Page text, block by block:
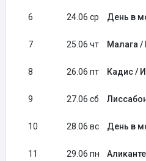
6 24.06 ср День в
7 25.06 чт Малага /
8 26.06 пт Кадис /
9 27.06 сб
10 28.06 вс День в
11 29.06 пн